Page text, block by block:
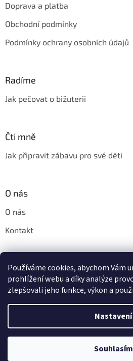
Používáme cookies, abychom Vám
prohlížení webu a díky analýze
zlepšovali jeho funkce, výkon a
Nastavení
Souhlasím
k
y
Doprava a platba
Obchodní podmínky
Podmínky ochrany osobních údajů
Radíme
Jak pečovat o bižuterii
Čti mně
Jak připravit zábavu pro své děti
O nás
O nás
Kontakt
Pinny.cz - značkové parfémy do
Vytvořil
CeskouRukou.cz.